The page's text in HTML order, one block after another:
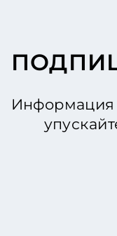
Информация